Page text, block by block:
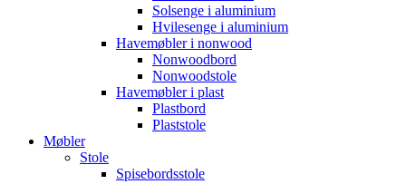
Solsenge i aluminium
Hvilesenge i aluminium
Havemøbler i nonwood
Nonwoodbord
Nonwoodstole
Havemøbler i plast
Plastbord
Plaststole
Møbler
Stole
Spisebordsstole